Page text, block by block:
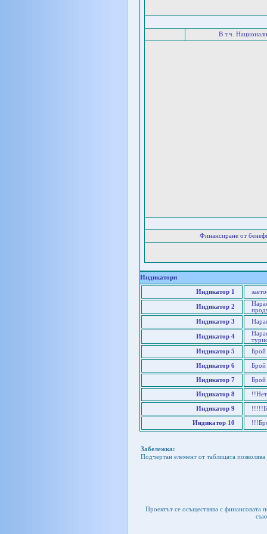
В т.ч.
Финансиране от
Индикатори
Индикатор 1
Индикатор 2
Индикатор 3
Индикатор 4
Индикатор 5
Брой
Индикатор 6 Брой
Индикатор 7 Брой
Индикатор 8
Индикатор 9
Индикатор 10
Забележка:
Подчертан елемент от таблицата
Проектът се осъществява с финансовата